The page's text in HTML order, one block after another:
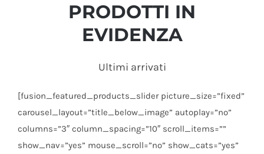
PRODOTTI IN
EVIDENZA
Ultimi arrivati
[fusion_featured_products_slider picture_size=”fixed”
carousel_layout=”title_below_image” autoplay=”no”
columns=”3″ column_spacing=”10″ scroll_items=””
show_nav=”yes” mouse_scroll=”no” show_cats=”yes”